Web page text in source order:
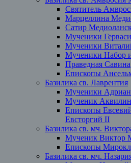
Святитель
Марцеллина
Сатир
Мученики
Мученики
Мученики Набор
Праведная Савина
Епископы
Базилика св. Лаврентия
Мученики
Мученик Аквилин
Епископы
Евсторгий II
Базилика св. мч.
Мученик Виктор
Епископы
Базилика св. мч.